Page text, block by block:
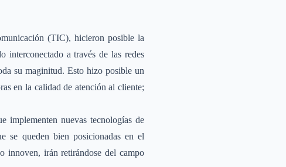
(TIC), hicieron posible la
interconectado a través de las redes
su maginitud. Esto hizo posible un
en la calidad de atención al cliente;
implementen nuevas tecnologías de
se queden bien posicionadas en el
innoven, irán retirándose del campo